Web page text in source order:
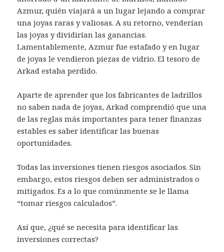
Azmur, quién viajará a un lugar lejando a comprar
una joyas raras y valiosas. A su retorno, venderían
las joyas y dividirían las ganancias.
Lamentablemente, Azmur fue estafado y en lugar
de joyas le vendieron piezas de vidrio. El tesoro de
Arkad estaba perdido.
Aparte de aprender que los fabricantes de ladrillos
no saben nada de joyas, Arkad comprendió que una
de las reglas más importantes para tener finanzas
estables es saber identificar las buenas
oportunidades.
Todas las inversiones tienen riesgos asociados. Sin
embargo, estos riesgos deben ser administrados o
mitigados. Es a lo que comúnmente se le llama
“tomar riesgos calculados”.
Así que, ¿qué se necesita para identificar las
inversiones correctas?